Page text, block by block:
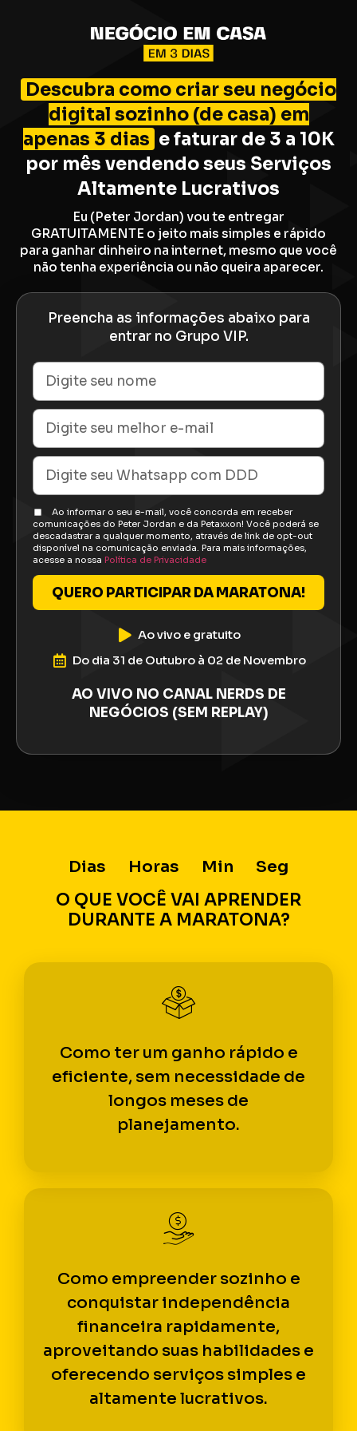
Descubra como criar seu negócio
digital sozinho (de casa) em
apenas 3 dias e faturar de 3 a 10K
por mês vendendo seus Serviços
Altamente Lucrativos
Eu (Peter Jordan) vou te entregar
GRATUITAMENTE o jeito mais simples e rápido
para ganhar dinheiro na internet, mesmo que você
não tenha experiência ou não queira aparecer.
Preencha as informações abaixo para
entrar no Grupo VIP.
Ao informar o seu e-mail, você concorda em receber
comunicações do Peter Jordan e da Petaxxon! Você poderá se
descadastrar a qualquer momento, através de link de opt-out
disponível na comunicação enviada. Para mais informações,
acesse a nossa Política de Privacidade
QUERO PARTICIPAR DA MARATONA!
Ao vivo e gratuito
Do dia 31 de Outubro à 02 de Novembro
AO VIVO NO CANAL NERDS DE
NEGÓCIOS (SEM REPLAY)
Dias Horas Min
Seg
O QUE VOCÊ VAI APRENDER
DURANTE A MARATONA?
Como ter um ganho rápido e
eficiente, sem necessidade de
longos meses de
planejamento.
Como empreender sozinho e
conquistar independência
financeira rapidamente,
aproveitando suas habilidades e
oferecendo serviços simples e
altamente lucrativos.